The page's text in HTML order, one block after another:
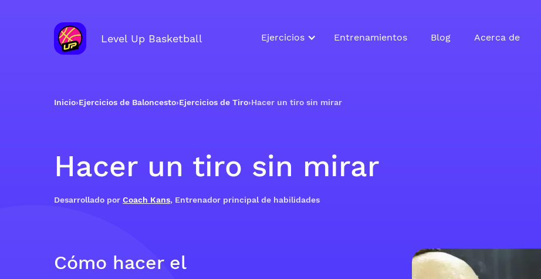
Level Up Basketball Ejercicios Entrenamientos Blog Acerca de
Inicio›Ejercicios de Baloncesto›Ejercicios de Tiro›Hacer un tiro sin mirar
Hacer un tiro sin mirar
Desarrollado por Coach Kans, Entrenador principal de habilidades
Cómo hacer el